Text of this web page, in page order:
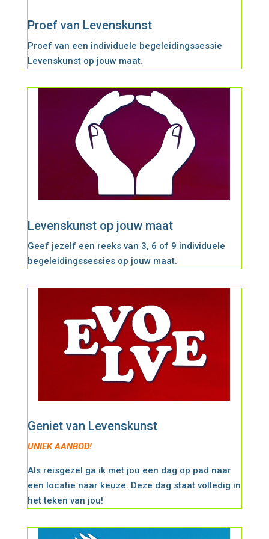
Proef van Levenskunst
Proef van een individuele begeleidingssessie
Levenskunst op jouw maat.
Levenskunst op jouw maat
Geef jezelf een reeks van 3, 6 of 9 individuele
begeleidingssessies op jouw maat.
Geniet van Levenskunst
UNIEK AANBOD!
Als reisgezel ga ik met jou een dag op pad naar
een locatie naar keuze. Deze dag staat volledig in
het teken van jou!